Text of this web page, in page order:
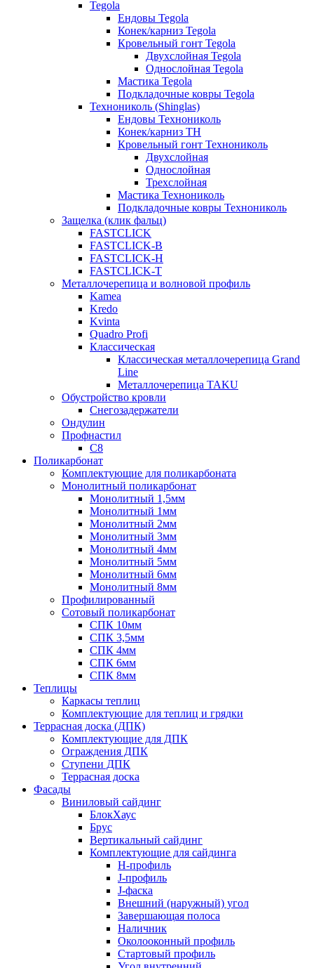
Tegola
Ендовы Tegola
Конек/карниз Tegola
Кровельный гонт Tegola
Двухслойная Tegola
Однослойная Tegola
Мастика Tegola
Подкладочные ковры Tegola
Технониколь (Shinglas)
Ендовы Технониколь
Конек/карниз ТН
Кровельный гонт Технониколь
Двухслойная
Однослойная
Трехслойная
Мастика Технониколь
Подкладочные ковры Технониколь
Защелка (клик фальц)
FASTCLICK
FASTCLICK-B
FASTCLICK-H
FASTCLICK-T
Металлочерепица и волновой профиль
Kamea
Kredo
Kvinta
Quadro Profi
Классическая
Классическая металлочерепица Grand
Line
Металлочерепица TAKU
Обустройство кровли
Снегозадержатели
Ондулин
Профнастил
С8
Поликарбонат
Комплектующие для поликарбоната
Монолитный поликарбонат
Монолитный 1,5мм
Монолитный 1мм
Монолитный 2мм
Монолитный 3мм
Монолитный 4мм
Монолитный 5мм
Монолитный 6мм
Монолитный 8мм
Профилированный
Сотовый поликарбонат
СПК 10мм
СПК 3,5мм
СПК 4мм
СПК 6мм
СПК 8мм
Теплицы
Каркасы теплиц
Комплектующие для теплиц и грядки
Террасная доска (ДПК)
Комплектующие для ДПК
Ограждения ДПК
Ступени ДПК
Террасная доска
Фасады
Виниловый сайдинг
БлокХаус
Брус
Вертикальный сайдинг
Комплектующие для сайдинга
H-профиль
J-профиль
J-фаска
Внешний (наружный) угол
Завершающая полоса
Наличник
Околооконный профиль
Стартовый профиль